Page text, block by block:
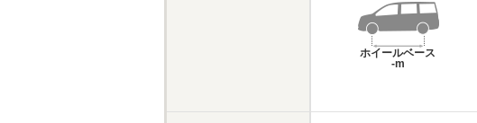
ホイールベース
-m